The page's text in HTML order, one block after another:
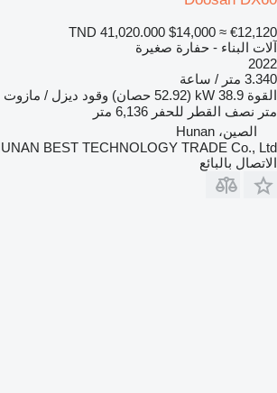
TND 41,020.000 $14,000 ≈ €12,120
آلات البناء - حفارة صغيرة
2022
3.340 متر / ساعة
القوة 38.9 kW (52.92 حصان) وقود ديزل / مازوت
متر نصف القطر للحفر 6,136 متر
الصين، Hunan
BEST TECHNOLOGY TRADE Co., Ltd
الاتصال بالبائع